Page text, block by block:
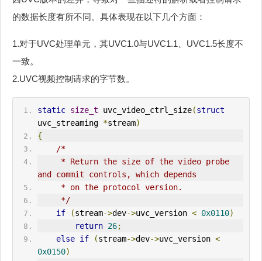
的数据长度有所不同。具体表现在以下几个方面：
1.对于UVC处理单元，其UVC1.0与UVC1.1、UVC1.5长度不
一致。
2.UVC视频控制请求的字节数。
static size_t uvc_video_ctrl_size(struct
uvc_streaming *stream)
{
/*
and commit controls, which depends
     * on the protocol version.
     */
if
(stream->dev->uvc_version < 0x0110)
return 26;
else if (stream->dev->uvc_version <
0x0150)